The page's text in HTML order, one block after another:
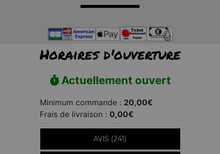
Horaires d'ouverture
Actuellement ouvert
Minimum commande : 20,00€
Frais de livraison : 0,00€
AVIS (241)